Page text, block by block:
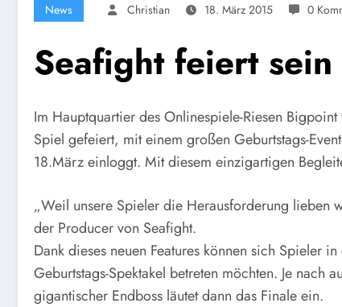
News Christian 18. März 2015 0
Seafight feiert
Im Hauptquartier des Onlinespiele-Riesen
Spiel gefeiert, mit einem großen Geburtstags-
18.März einloggt. Mit diesem einzigartigen
„Weil unsere Spieler die Herausforderung lieben
der Producer von Seafight.
Dank dieses neuen Features können sich Spieler
Geburtstags-Spektakel betreten möchten. Je
gigantischer Endboss läutet dann das Finale ein.